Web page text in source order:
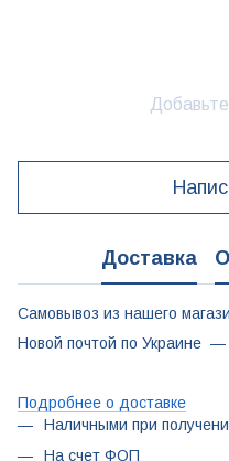
Доставка
Самовывоз из нашего
Новой почтой по Украине —
Подробнее о доставке
Наличными при
На счет ФОП